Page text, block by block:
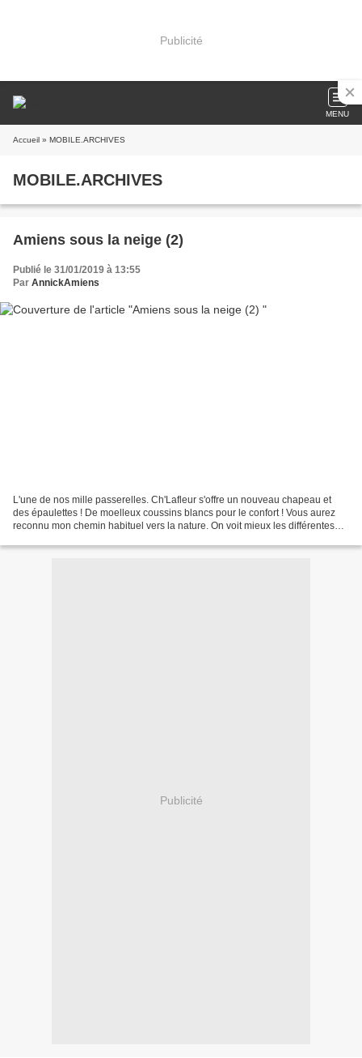
Publicité
MENU
Accueil » MOBILE.ARCHIVES
MOBILE.ARCHIVES
Amiens sous la neige (2)
Publié le 31/01/2019 à 13:55
Par AnnickAmiens
L'une de nos mille passerelles. Ch'Lafleur s'offre un nouveau chapeau et
des épaulettes ! De moelleux coussins blancs pour le confort ! Vous aurez
reconnu mon chemin habituel vers la nature. On voit mieux les différentes
Publicité